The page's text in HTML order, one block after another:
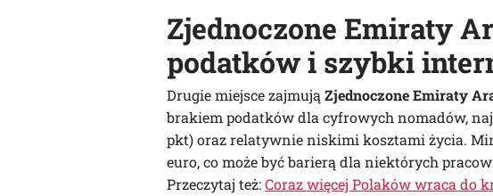
Zjednoczone Emiraty
podatków i szybki
Drugie miejsce zajmująZjednoczone Emiraty
brakiem podatków dla cyfrowych nomadów,
pkt) oraz relatywnie niskimi kosztami życia.
euro, co może być barierą dla niektórych
Przeczytaj też:Coraz więcej Polaków wraca do